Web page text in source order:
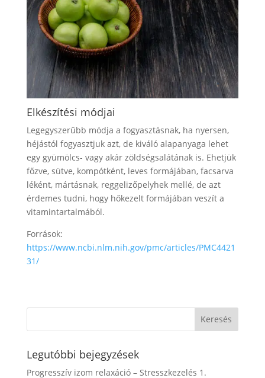
Elkészítési módjai
Legegyszerűbb módja a fogyasztásnak, ha nyersen,
héjástól fogyasztjuk azt, de kiváló alapanyaga lehet
egy gyümölcs- vagy akár zöldségsalátának is. Ehetjük
főzve, sütve, kompótként, leves formájában, facsarva
léként, mártásnak, reggelizőpelyhek mellé, de azt
érdemes tudni, hogy hőkezelt formájában veszít a
vitamintartalmából.
Források:
https://www.ncbi.nlm.nih.gov/pmc/articles/PMC4421
31/
Legutóbbi bejegyzések
Progresszív izom relaxáció – Stresszkezelés 1.